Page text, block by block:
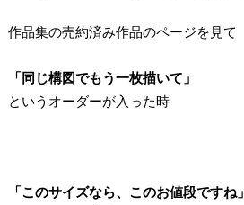
作品集の売約済み作品のページを見て
「同じ構図でもう一枚描いて」
というオーダーが入った時
「このサイズなら、このお値段ですね」